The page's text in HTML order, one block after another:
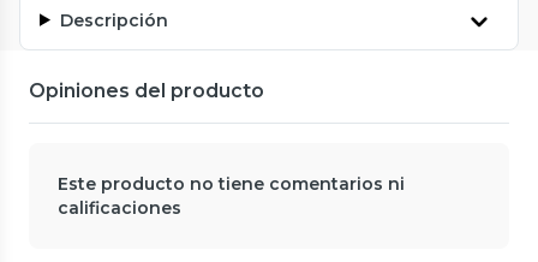
Descripción
Opiniones del producto
Este producto no tiene comentarios ni
calificaciones